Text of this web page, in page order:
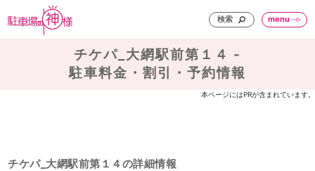
検索 menu
チケパ_大網駅前第１４ -
駐車料金・割引・予約情報
本ページにはPRが含まれています。
チケパ_大網駅前第１４の詳細情報